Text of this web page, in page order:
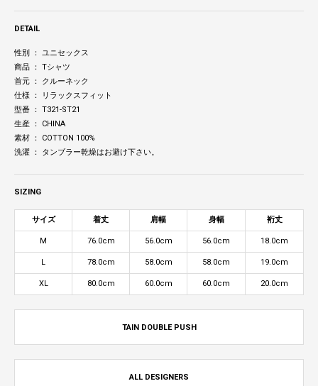
DETAIL
性別 ： ユニセックス
商品 ： Tシャツ
首元 ： クルーネック
仕様 ： リラックスフィット
型番 ： T321-ST21
生産 ： CHINA
素材 ： COTTON 100%
洗濯 ： タンブラー乾燥はお避け下さい。
SIZING
サイズ 着丈 肩幅 身幅 裄丈
M 76.0cm 56.0cm 56.0cm 18.0cm
L 78.0cm 58.0cm 58.0cm 19.0cm
XL 80.0cm 60.0cm 60.0cm 20.0cm
TAIN DOUBLE PUSH
ALL DESIGNERS